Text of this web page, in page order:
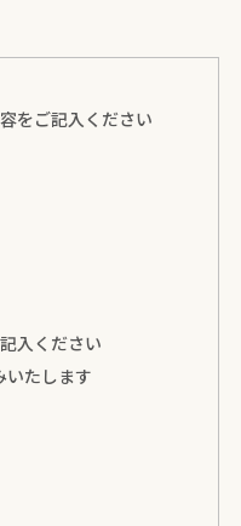
をご記入ください
入ください
たします